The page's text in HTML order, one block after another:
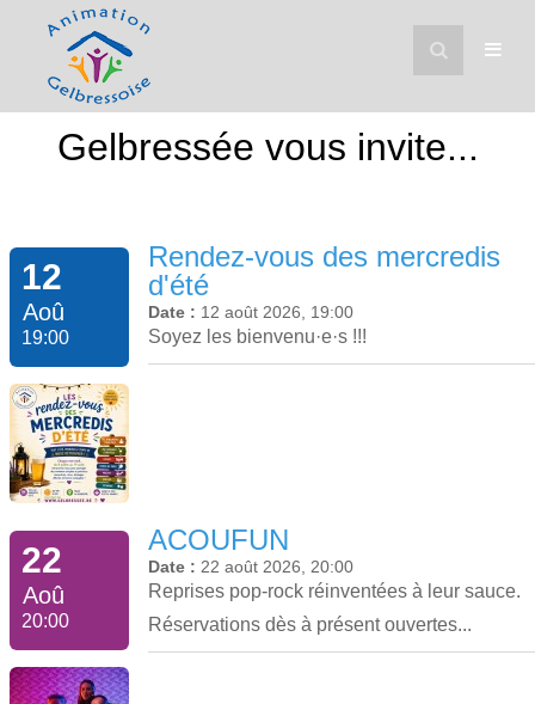
Gelbressée vous invite...
12
Aoû
19:00
Rendez-vous des mercredis
d'été
Date : 12 août 2026, 19:00
Soyez les bienvenu·e·s !!!
22
Aoû
20:00
ACOUFUN
Date : 22 août 2026, 20:00
Reprises pop-rock réinventées à leur sauce.
Réservations dès à présent ouvertes...